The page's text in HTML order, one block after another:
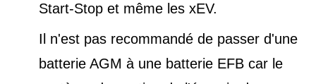
Start-Stop et même les xEV.
Il n'est pas recommandé de passer d'une
batterie AGM à une batterie EFB car le